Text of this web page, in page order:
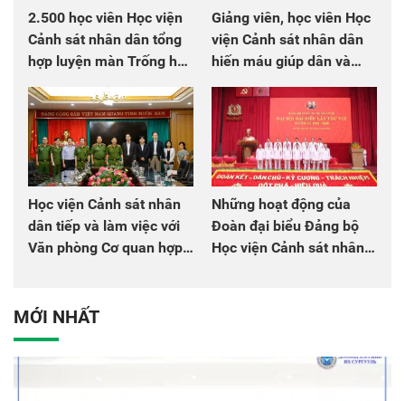
2.500 học viên Học viện
Cảnh sát nhân dân tổng
hợp luyện màn Trống hội
chào mừng Đại hội Đảng
Giảng viên, học viên Học
viện Cảnh sát nhân dân
hiến máu giúp dân và
đồng đội
Học viện Cảnh sát nhân
dân tiếp và làm việc với
Văn phòng Cơ quan hợp
Những hoạt động của
Đoàn đại biểu Đảng bộ
Học viện Cảnh sát nhân
MỚI NHẤT